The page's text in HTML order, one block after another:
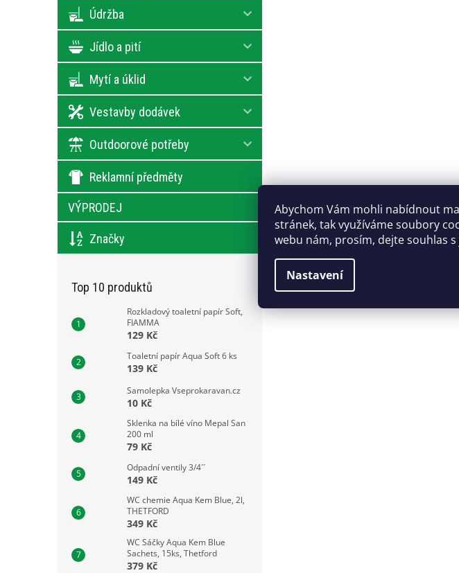
Abychom Vám mohli nabídnout
stránek, tak využíváme soubory
webu nám, prosím, dejte souhlas
Nastavení
Údržba
Jídlo a pití
Mytí a úklid
Vestavby dodávek
Outdoorové potřeby
Reklamní předměty
VÝPRODEJ
Značky
Top 10 produktů
Rozkladový toaletní papír Soft,
FIAMMA
129 Kč
Toaletní papír Aqua Soft 6 ks
139 Kč
Samolepka Vseprokaravan.cz
10 Kč
Sklenka na bílé víno Mepal San
200 ml
79 Kč
Odpadní ventily 3/4´´
149 Kč
WC chemie Aqua Kem Blue, 2l,
THETFORD
349 Kč
WC Sáčky Aqua Kem Blue
Sachets, 15ks, Thetford
379 Kč